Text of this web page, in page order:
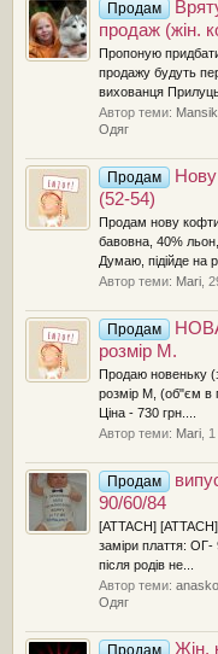
Продам
продаж (жін.
Пропоную придбати
продажу будуть
вихованця
Автор теми:
Одяг
Продам
(52-54)
Продам нову
бавовна, 40%
Думаю, підійде на
Автор теми: Mari
Продам
розмір М.
Продаю новеньку
розмір М, (об"єм в
Ціна - 730 грн....
Автор теми: Mari
Продам
90/60/84
[ATTACH]
заміри плаття:
після родів не...
Автор теми:
Одяг
Продам Жін.